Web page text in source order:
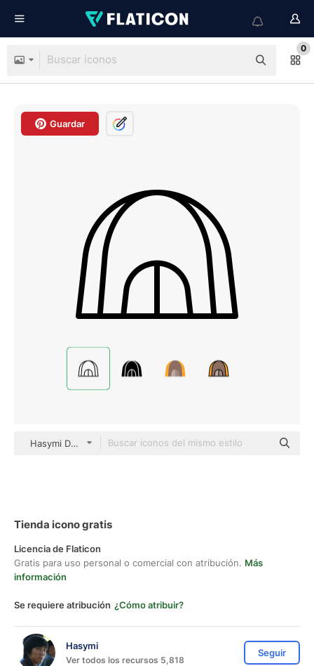
0
Guardar
Hasymi Detailed Outline
Tienda icono gratis
Licencia de Flaticon
Gratis para uso personal o comercial con atribución. Más
información
Se requiere atribución ¿Cómo atribuir?
Hasymi
Ver todos los recursos 5,818
Seguir